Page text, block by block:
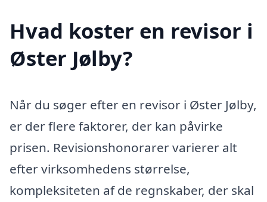
Hvad koster en revisor i
Øster Jølby?
Når du søger efter en revisor i Øster Jølby,
er der flere faktorer, der kan påvirke
prisen. Revisionshonorarer varierer alt
efter virksomhedens størrelse,
kompleksiteten af de regnskaber, der skal